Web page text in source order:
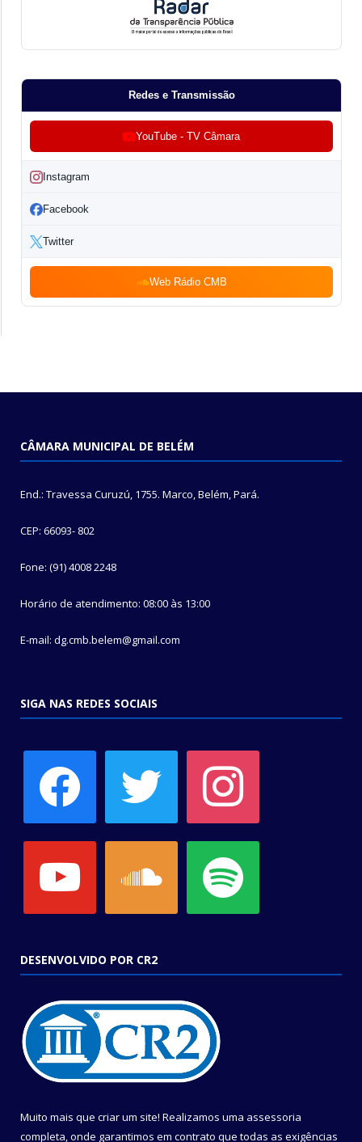
Redes e Transmissão
YouTube - TV Câmara
Instagram
Facebook
Twitter
Web Rádio CMB
CÂMARA MUNICIPAL DE BELÉM
End.: Travessa Curuzú, 1755. Marco, Belém, Pará.
CEP: 66093- 802
Fone: (91) 4008 2248
Horário de atendimento: 08:00 às 13:00
E-mail: dg.cmb.belem@gmail.com
SIGA NAS REDES SOCIAIS
DESENVOLVIDO POR CR2
Muito mais que criar um site! Realizamos uma assessoria
completa, onde garantimos em contrato que todas as exigências